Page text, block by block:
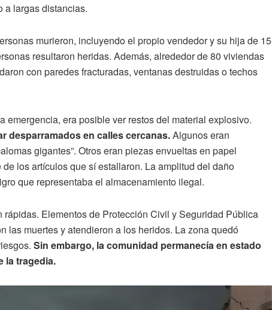
a largas distancias.
murieron, incluyendo el propio vendedor y su hija de 15
resultaron heridas. Además, alrededor de 80 viviendas
con paredes fracturadas, ventanas destruidas o techos
emergencia, era posible ver restos del material explosivo.
desparramados en calles cercanas.Algunos eran
gigantes”. Otros eran piezas envueltas en papel
los artículos que sí estallaron. La amplitud del daño
que representaba el almacenamiento ilegal.
rápidas. Elementos de Protección Civil y Seguridad Pública
las muertes y atendieron a los heridos. La zona quedó
Sin embargo, la comunidad permanecía en estado
la tragedia.